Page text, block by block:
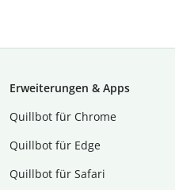
Erweiterungen & Apps
Quillbot für Chrome
Quillbot für Edge
Quillbot für Safari